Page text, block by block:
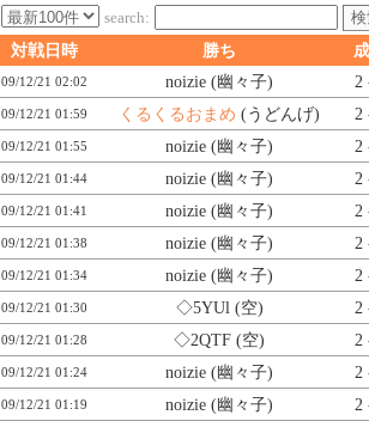
search:
対戦日時
勝ち
09/12/21 02:02 noizie (幽々子) 2
09/12/21 01:59 くるくるおまめ (うどんげ) 2
09/12/21 01:55 noizie (幽々子) 2
09/12/21 01:44 noizie (幽々子) 2
09/12/21 01:41 noizie (幽々子) 2
09/12/21 01:38 noizie (幽々子) 2
09/12/21 01:34 noizie (幽々子) 2
09/12/21 01:30 ◇5YUl(空) 2
09/12/21 01:28 ◇2QTF (空) 2
09/12/21 01:24 noizie (幽々子) 2
09/12/21 01:19 noizie (幽々子) 2